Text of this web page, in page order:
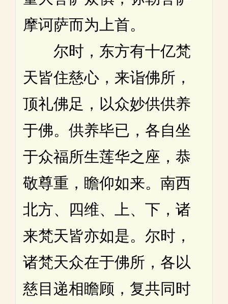
摩诃萨而为上首。
尔时，东方有十亿梵
天皆住慈心，来诣佛所，
顶礼佛足，以众妙供供养
于佛。供养毕已，各自坐
于众福所生莲华之座，恭
敬尊重，瞻仰如来。南西
北方、四维、上、下，诸
来梵天皆亦如是。尔时，
诸梵天众在于佛所，各以
慈目递相瞻顾，复共同时